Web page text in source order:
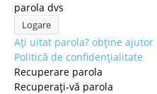
parola dvs
Ați uitat parola? obține ajutor
Politică de confidențialitate
Recuperare parola
Recuperați-vă parola